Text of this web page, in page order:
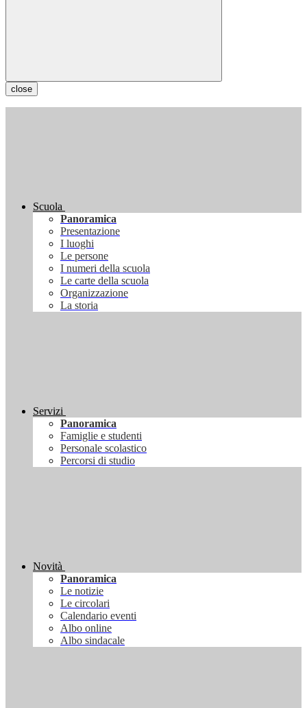
close
Scuola
Panoramica
Presentazione
I luoghi
Le persone
I numeri della scuola
Le carte della scuola
Organizzazione
La storia
Servizi
Panoramica
Famiglie e studenti
Personale scolastico
Percorsi di studio
Novità
Panoramica
Le notizie
Le circolari
Calendario eventi
Albo online
Albo sindacale